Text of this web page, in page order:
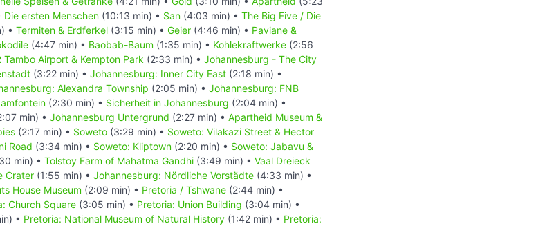
Die ersten Menschen (10:13 min) • San (4:03 min) • The Big Five / Die
• Termiten & Erdferkel (3:15 min) • Geier (4:46 min) • Paviane &
(4:47 min) • Baobab-Baum (1:35 min) • Kohlekraftwerke (2:56
Tambo Airport & Kempton Park (2:33 min) • Johannesburg - The City
(3:22 min) • Johannesburg: Inner City East (2:18 min) •
Alexandra Township (2:05 min) • Johannesburg: FNB
(2:30 min) • Sicherheit in Johannesburg (2:04 min) •
min) • Johannesburg Untergrund (2:27 min) • Apartheid Museum &
(2:17 min) • Soweto (3:29 min) • Soweto: Vilakazi Street & Hector
Road (3:34 min) • Soweto: Kliptown (2:20 min) • Soweto: Jabavu &
min) • Tolstoy Farm of Mahatma Gandhi (3:49 min) • Vaal Dreieck
Crater (1:55 min) • Johannesburg: Nördliche Vorstädte (4:33 min) •
House Museum (2:09 min) • Pretoria / Tshwane (2:44 min) •
Church Square (3:05 min) • Pretoria: Union Building (3:04 min) •
• Pretoria: National Museum of Natural History (1:42 min) • Pretoria: